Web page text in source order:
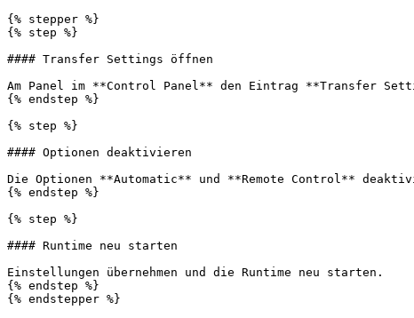
{% stepper %}
{% step %}
#### Transfer Settings öffnen
Am Panel im **Control Panel** den Eintrag **Transfer
{% endstep %}
{% step %}
#### Optionen deaktivieren
Die Optionen **Automatic** und **Remote Control**
{% endstep %}
{% step %}
#### Runtime neu starten
Einstellungen übernehmen und die Runtime neu starten.
{% endstep %}
{% endstepper %}